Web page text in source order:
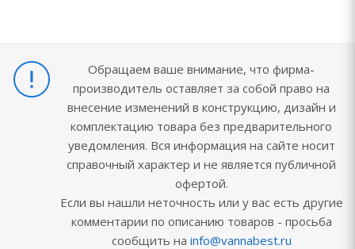
Обращаем ваше внимание, что фирма-
производитель оставляет за собой право на
внесение изменений в конструкцию, дизайн и
комплектацию товара без предварительного
уведомления. Вся информация на сайте носит
справочный характер и не является публичной
офертой.
Если вы нашли неточность или у вас есть другие
комментарии по описанию товаров - просьба
сообщить на info@vannabest.ru